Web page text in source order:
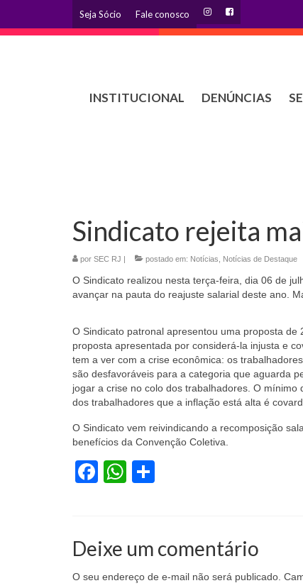
Seja Sócio Fale conosco
INSTITUCIONAL DENÚNCIAS
Sindicato rejeita
por SEC RJ | postado em: Notícias Notícias de Destaque
O Sindicato realizou nesta terça-feira, dia 06 de
avançar na pauta do reajuste salarial deste ano.
O Sindicato patronal apresentou uma proposta
proposta apresentada por considerá-la injusta e
tem a ver com a crise econômica: os
são desfavoráveis para a categoria que aguarda
jogar a crise no colo dos trabalhadores. O
dos trabalhadores que a inflação está alta é
O Sindicato vem reivindicando a recomposição
benefícios da Convenção Coletiva.
Facebook
WhatsApp
Deixe um comentário
O seu endereço de e-mail não será publicado.